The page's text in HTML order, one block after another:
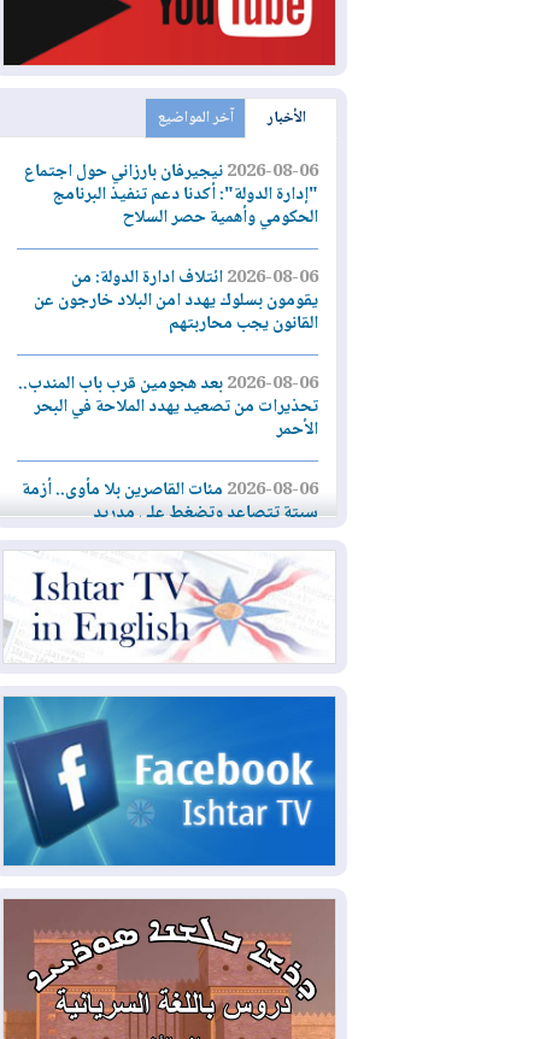
الأخبار آخر المواضيع
2026-08-06نيجيرفان بارزاني حول اجتماع
"إدارة الدولة": أكدنا دعم تنفيذ البرنامج
الحكومي وأهمية حصر السلاح
2026-08-06ائتلاف ادارة الدولة: من
يقومون بسلوك يهدد امن البلاد خارجون عن
القانون يجب محاربتهم
2026-08-06بعد هجومين قرب باب المندب..
تحذيرات من تصعيد يهدد الملاحة في البحر
الأحمر
2026-08-06مئات القاصرين بلا مأوى.. أزمة
سبتة تتصاعد وتضغط على مدريد
2026-08-05
لمدة عام.. بدء توريد 100
مليون قدم مكعب يومياً من غاز كورمور في
إقليم كوردستان إلى وزارة الكهرباء العراقية
ملامح أخطر التحديات التي تواجه العراق
2026-08-05
حرائق فرنسا.. توقيف 402
شخص بينهم 156 قاصرا منذ بداية موسم
الحرائق
2026-08-04سومو: إنتاج النفط في إقليم
كوردستان انخفض إلى أقل من 10%
2026-08-04ملفات حقبة الكاظمي تعود إلى
الواجهة.. أنباء عن مراجعات قضائية
وتحقيقات أوسع في قضايا فساد